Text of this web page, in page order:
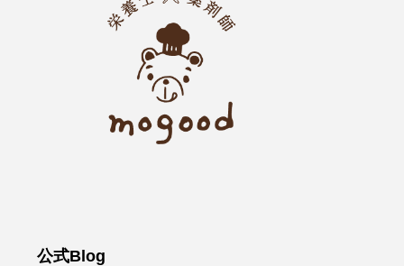
公式Blog